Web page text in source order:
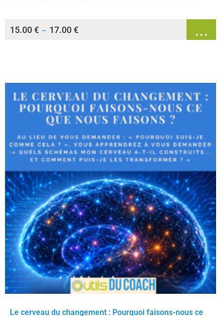
15.00€ – 17.00€
Le cerveau du changement : Pourquoi faisons-nous ce